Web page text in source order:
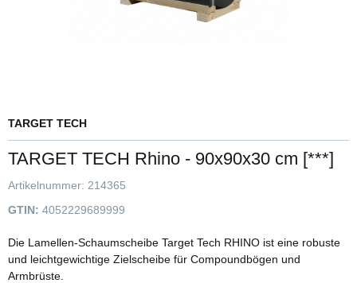
TARGET TECH
TARGET TECH Rhino - 90x90x30 cm [***]
Artikelnummer: 214365
GTIN: 4052229689999
Die Lamellen-Schaumscheibe Target Tech RHINO ist eine robuste
und leichtgewichtige Zielscheibe für Compoundbögen und
Armbrüste.